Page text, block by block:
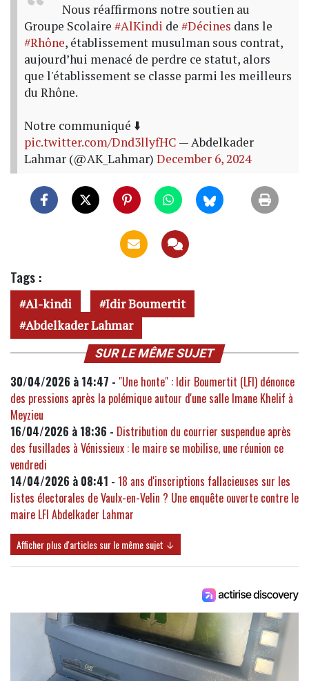
Nous réaffirmons notre soutien au
Groupe Scolaire #AlKindi de #Décines dans le
#Rhône, établissement musulman sous contrat,
aujourd’hui menacé de perdre ce statut, alors
que l'établissement se classe parmi les meilleurs
du Rhône.
Notre communiqué ⬇️
pic.twitter.com/Dnd3llyfHC — Abdelkader
Lahmar (@AK_Lahmar) December 6, 2024
Tags :
Al-kindi
Idir Boumertit
Abdelkader Lahmar
SUR LE MÊME SUJET
30/04/2026 à 14:47 - "Une honte" : Idir Boumertit (LFI) dénonce
des pressions après la polémique autour d'une salle Imane Khelif à
Meyzieu
16/04/2026 à 18:36 - Distribution du courrier suspendue après
des fusillades à Vénissieux : le maire se mobilise, une réunion ce
vendredi
14/04/2026 à 08:41 - 18 ans d'inscriptions fallacieuses sur les
listes électorales de Vaulx-en-Velin ? Une enquête ouverte contre le
maire LFI Abdelkader Lahmar
Afficher plus d'articles sur le même sujet ↓